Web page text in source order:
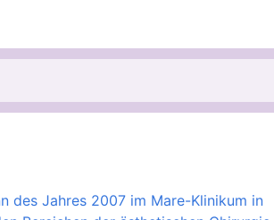
des Jahres 2007 im Mare-Klinikum in